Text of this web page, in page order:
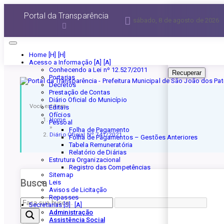
Home [H]
Acesso a Informação [A]
Conhecendo a Lei nº 12.527/2011
Portarias
Decretos
Prestação de Contas
Diário Oficial do Município
Editais
Ofícios
Pessoal
Folha de Pagamento
Folha de Pagamentos – Gestões Anteriores
Tabela Remuneratória
Relatório de Diárias
Estrutura Organizacional
Registro das Competências
Sitemap
Leis
Avisos de Licitação
Repasses
Secretarias [S]
Administração
Assistência Social
Portal da Transparência sábado, 8 de agosto de 2026
Você está em:
Home
»
Diário Oficial Nº 741/2021
Busca
Recuperar